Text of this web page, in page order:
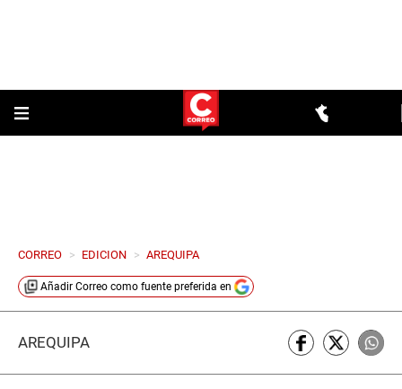
CORREO > EDICION > AREQUIPA
Añadir Correo como fuente preferida en
AREQUIPA